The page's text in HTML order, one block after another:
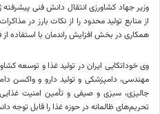
وزیر جهاد کشاورزی انتقال دانش فنی
از منابع تولید محدود را از نکات بارز در
همکاری در بخش افزایش راندمان با استفاده
وی خوداتکایی ایران در تولید غذا و توسعه
مهندسی، دامپزشکی و تولید دارو و واکسن
تحریم‌های ظالمانه در حوزه غذا را قابل توجه